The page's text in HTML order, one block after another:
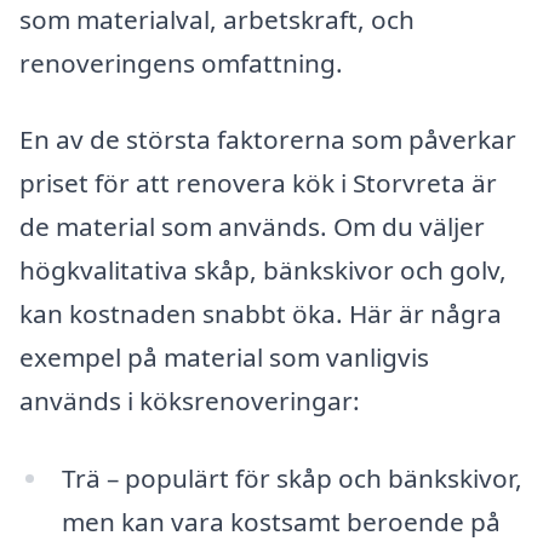
som materialval, arbetskraft, och
renoveringens omfattning.
En av de största faktorerna som påverkar
priset för att renovera kök i Storvreta är
de material som används. Om du väljer
högkvalitativa skåp, bänkskivor och golv,
kan kostnaden snabbt öka. Här är några
exempel på material som vanligvis
används i köksrenoveringar:
Trä – populärt för skåp och bänkskivor,
men kan vara kostsamt beroende på